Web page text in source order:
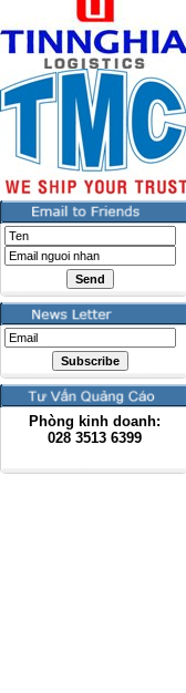
Phòng kinh doanh:
028 3513 6399